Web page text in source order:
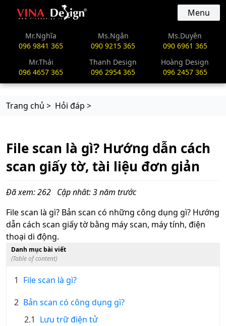
vinadesign.vn Menu
Mr.Nghĩa
096 9841 365
Ms.Ngân
090 9215 365
Ms.Duyên
090 6961 365
Mr.Thái
096 4657 365
Thanh Design
096 2954 365
Hoàng Design
096 2457 365
Trang chủ > Hỏi đáp >
File scan là gì? Hướng dẫn cách
scan giấy tờ, tài liệu đơn giản
Đã xem: 262 Cập nhât: 3 năm trước
File scan là gì? Bản scan có những công dụng gì? Hướng
dẫn cách scan giấy tờ bằng máy scan, máy tính, điện
thoại di động.
Danh mục bài viết
(Table of content)
1 File scan là gì?
2 Bản scan có công dụng gì?
2.1 Lưu trữ điện tử